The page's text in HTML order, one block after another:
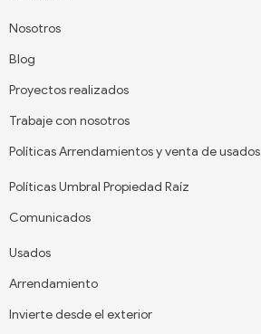
Nosotros
Blog
Proyectos realizados
Trabaje con nosotros
Políticas Arrendamientos y venta de usados
Políticas Umbral Propiedad Raíz
Comunicados
Usados
Arrendamiento
Invierte desde el exterior